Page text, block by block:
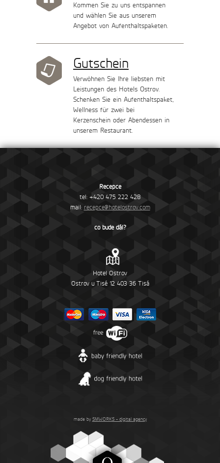
Kommen Sie zu uns entspannen
und wählen Sie aus unserem
Angebot von Aufenthaltspaketen.
Gutschein
Verwöhnen Sie Ihre liebsten mit
Leistungen des Hotels Ostrov.
Schenken Sie ein Aufenthaltspaket,
Wellness für zwei bei
Kerzenschein oder Abendessen in
unserem Restaurant.
Recepce
tel: +420 475 222 428
mail: recepce@hotelostrov.com
co bude dál?
Hotel Ostrov
Ostrov u Tisé 12 403 36 Tisá
made by SMWORKS - digital agency